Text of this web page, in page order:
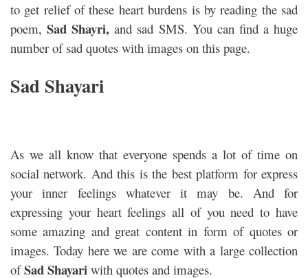
to get relief of these heart burdens is by reading the sad
poem,Sad Shayri,and sad SMS. You can find a huge
number of sad quotes with images on this page.
Sad Shayari
As we all know that everyone spends a lot of time on
social network. And this is the best platform for express
your inner feelings whatever it may be. And for
expressing your heart feelings all of you need to have
some amazing and great content in form of quotes or
images. Today here we are come with a large collection
ofSad Shayari with quotes and images.